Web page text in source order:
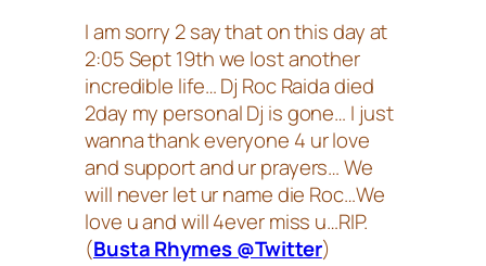
I am sorry 2 say that on this day at
2:05 Sept 19th we lost another
incredible life… Dj Roc Raida died
2day my personal Dj is gone… I just
wanna thank everyone 4 ur love
and support and ur prayers… We
will never let ur name die Roc…We
love u and will 4ever miss u…RIP.
(Busta Rhymes @Twitter)